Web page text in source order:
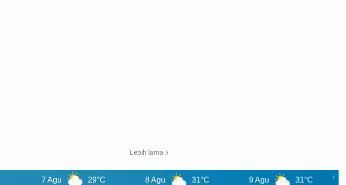
Lebih lama
29°C 31°C 31°C 10 Agu